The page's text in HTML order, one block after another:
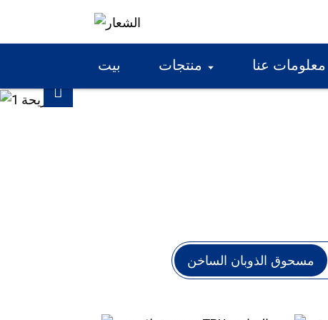
بيت منتجات معلومات عنا
01 03
مسحوق الذوبان الساخن